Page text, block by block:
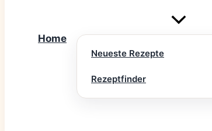
Home
Neueste Rezepte
Rezeptfinder